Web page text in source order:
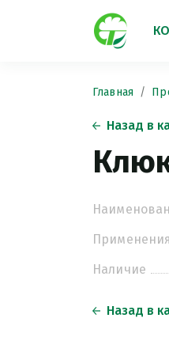
Главная
Назад в
Применения
Наличие
Назад в